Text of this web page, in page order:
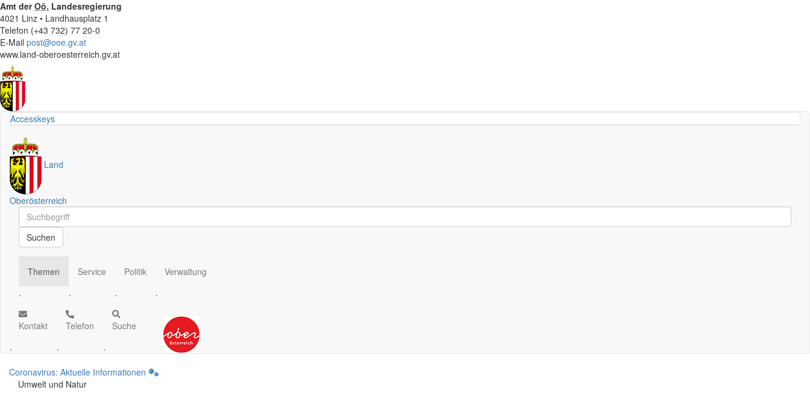
Amt derOö. Landesregierung
4021 Linz • Landhausplatz 1
Telefon (+43 732) 77 20-0
E-Mail post@ooe.gv.at
www.land-oberoesterreich.gv.at
Accesskeys
Land
Oberösterreich
Schnellsuche
Schnellsuche
Suchen
Themen
.
Service
.
Politik
.
Verwaltung
.
Kontakt
.
Telefon
.
Suche
.
Coronavirus: Aktuelle Informationen
Umwelt und Natur